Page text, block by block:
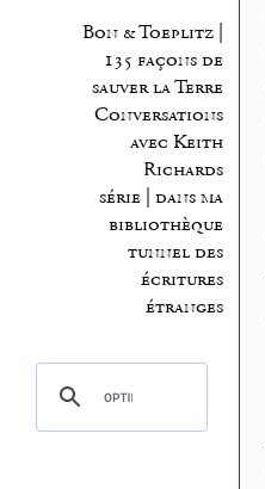
Bon & Toeplitz |
135 façons de
sauver la Terre
Conversations
avec Keith
Richards
série | dans ma
bibliothèque
tunnel des
écritures
étranges